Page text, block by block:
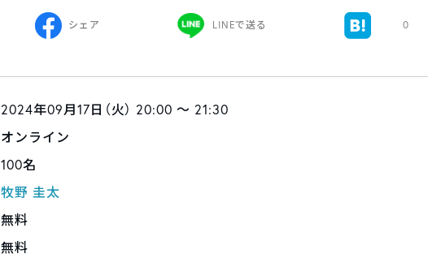
シェア LINEで送る 0
2024年09月17日（火） 20:00 〜 21:30
オンライン
100名
牧野 圭太
無料
無料